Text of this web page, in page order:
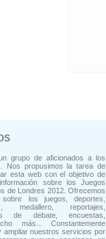
grupo de aficionados a los
Nos propusimos la tarea de
esta web con el objetivo de
sobre los Juegos
de Londres 2012. Ofrecemos
sobre los juegos, deportes,
medallero, reportajes,
de debate, encuestas,
más... Constantemente
ampliar nuestros servicios por